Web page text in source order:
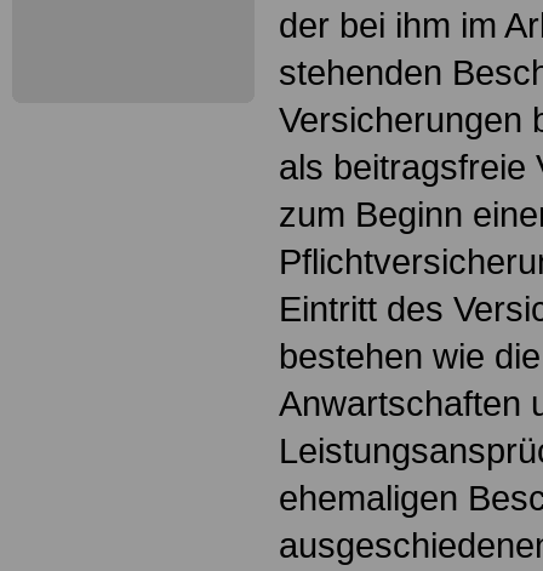
der bei ihm im
stehenden
Versicherungen
als beitragsfreie
zum Beginn
Eintritt des
bestehen wie
Anwartschaften
ehemaligen